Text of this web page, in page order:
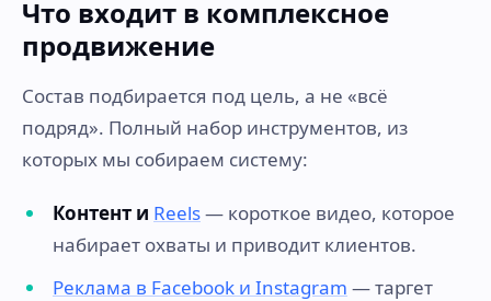
Что входит в комплексное
продвижение
Состав подбирается под цель, а не «всё
подряд». Полный набор инструментов, из
которых мы собираем систему:
Контент и Reels— короткое видео, которое
набирает охваты и приводит клиентов.
Реклама в Facebook и Instagram — таргет